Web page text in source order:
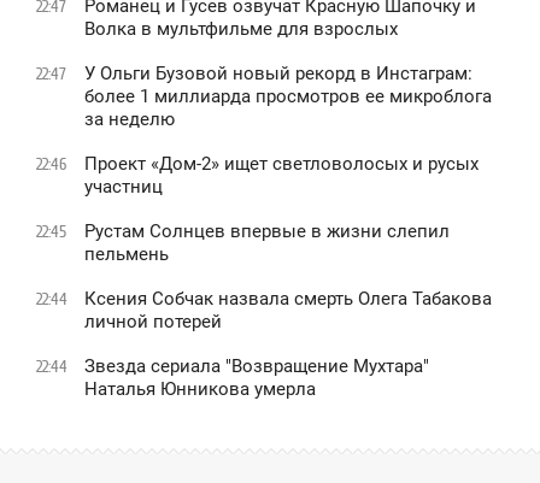
22:47
Романец и Гусев озвучат Красную Шапочку и
Волка в мультфильме для взрослых
22:47
У Ольги Бузовой новый рекорд в Инстаграм:
более 1 миллиарда просмотров ее микроблога
за неделю
22:46
Проект «Дом-2» ищет светловолосых и русых
участниц
22:45
Рустам Солнцев впервые в жизни слепил
пельмень
22:44
Ксения Собчак назвала смерть Олега Табакова
личной потерей
22:44
Звезда сериала "Возвращение Мухтара"
Наталья Юнникова умерла